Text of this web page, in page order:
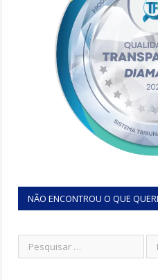
NÃO ENCONTROU O QUE